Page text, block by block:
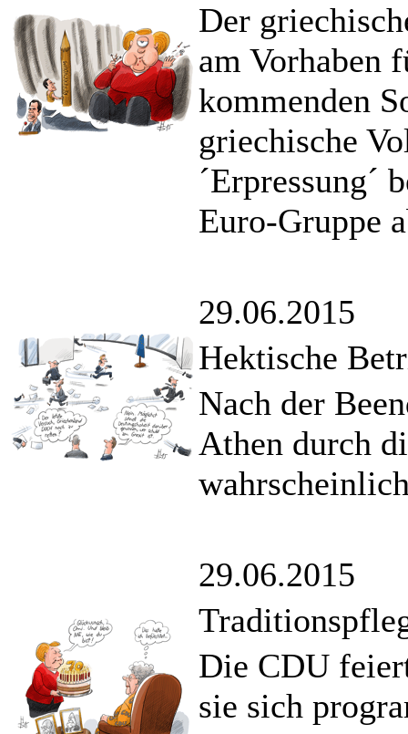
Der
am Vorhaben
kommenden
griechische
´Erpressung´
Euro-Gruppe
29.06.2015
Hektische
Nach der
Athen durch
29.06.2015
Die CDU
sie sich